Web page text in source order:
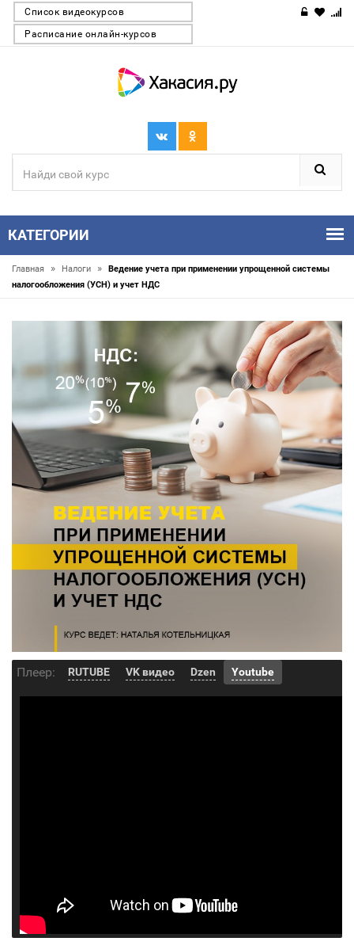
Список видеокурсов
Расписание онлайн-курсов
КАТЕГОРИИ
Главная » Налоги »
Ведение учета при применении упрощенной системы
налогообложения (УСН) и учет НДС
Плеер: RUTUBE VK видео Dzen Youtube